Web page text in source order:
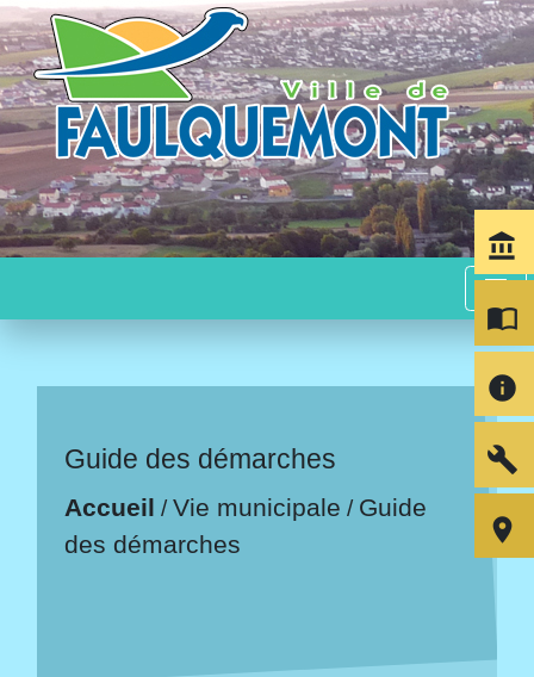
menu
Guide des démarches
Accueil /Vie municipale / Guide
des démarches
account_balance
import_contacts
info
build
room